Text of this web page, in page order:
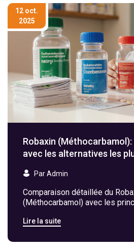
12 oct.
2025
Robaxin
avec les alternatives les
Par Admin
Comparaison détaillée du
(Méthocarbamol) avec les
décider le meilleur traitement.
Lire la suite